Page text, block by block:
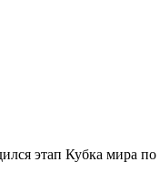
этап Кубка мира